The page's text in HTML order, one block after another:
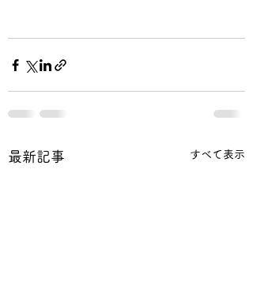
最新記事 すべて表示